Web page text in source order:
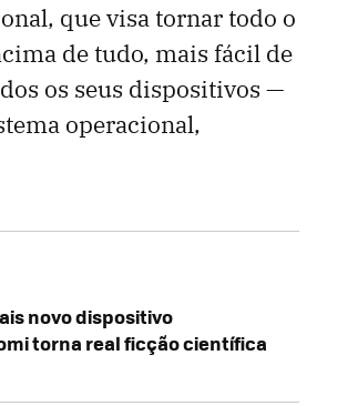
que visa tornar todo o
de tudo, mais fácil de
os seus dispositivos —
operacional,
novo dispositivo
torna real ficção científica